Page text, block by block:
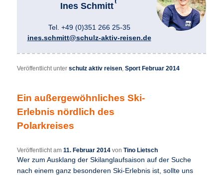
Ines Schmitt
Tel. +49 (0)351 266 25-35
ines.schmitt@schulz-aktiv-reisen.de
Veröffentlicht unter schulz aktiv reisen,Sport Februar 2014
Ein außergewöhnliches Ski-
Erlebnis nördlich des
Polarkreises
Veröffentlicht am11. Februar 2014 vonTino Lietsch
Wer zum Ausklang der Skilanglaufsaison auf der Suche
nach einem ganz besonderen Ski-Erlebnis ist, sollte uns